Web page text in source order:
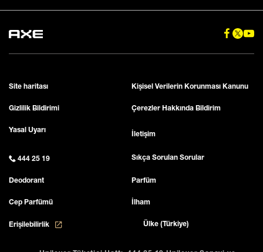
Site haritası Kişisel Verilerin Korunması Kanunu
Gizlilik Bildirimi Çerezler Hakkında Bildirim
Yasal Uyarı
İletişim
444 25 19 Sıkça Sorulan Sorular
Deodorant Parfüm
Cep Parfümü İlham
Erişilebilirlik Ülke (Türkiye)